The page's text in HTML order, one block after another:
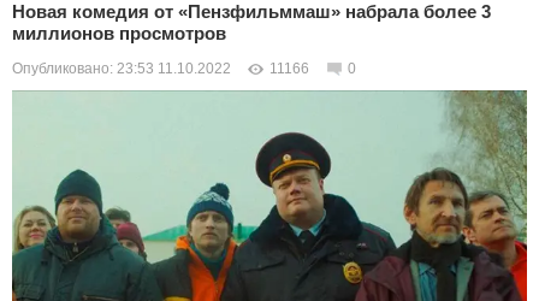
ПОЛИТИКА
ЭКОНОМИКА
В МИРЕ
ОБЩЕСТВО
КУЛЬТУРА
Новая комедия от «Пензфильммаш» набрала более 3
миллионов просмотров
Опубликовано: 23:53 11.10.2022 11166 0